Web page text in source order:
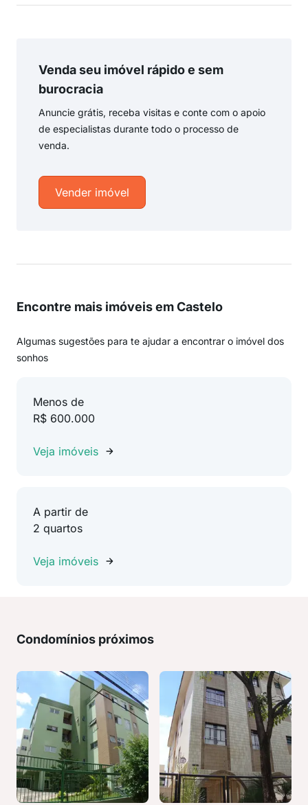
Venda seu imóvel rápido e sem
burocracia
Anuncie grátis, receba visitas e conte com o apoio
de especialistas durante todo o processo de
venda.
Vender imóvel
Encontre mais imóveis em Castelo
Algumas sugestões para te ajudar a encontrar o imóvel dos
sonhos
Menos de
R$ 600.000
Veja imóveis
A partir de
2 quartos
Veja imóveis
Condomínios próximos